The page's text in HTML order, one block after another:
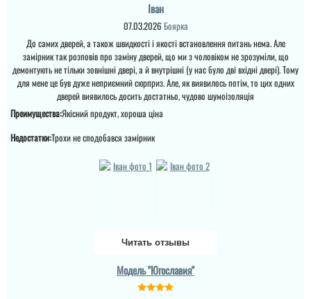
Іван
07.03.2026 Боярка
До самих дверей, а також швидкості і якості встановлення питань нема. Але
замірник так розповів про заміну дверей, що ми з чоловіком не зрозуміли, що
демонтують не тільки зовнішні двері, а й внутрішні (у нас було дві вхідні двері). Тому
для мене це був дуже неприємний сюрприз. Але, як виявилось потім, то цих одних
дверей виявилось досить достатньо, чудово шумоізоляція
Преимущества:Якісний продукт, хороша ціна
Недостатки:Трохи не сподобався замірник
Читать отзывы
Модель "Югославия"